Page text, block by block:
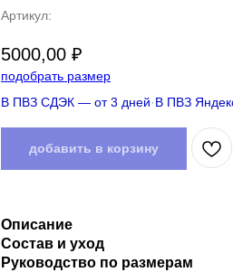
Артикул:
5000,00 ₽
подобрать размер
В ПВЗ СДЭК — от 3 дней·В ПВЗ
добавить в корзину
Описание
Состав и уход
Руководство по размерам